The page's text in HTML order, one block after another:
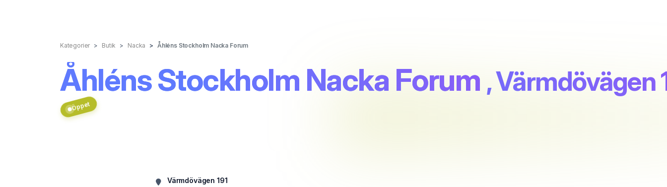
Kategorier Butik Nacka Åhléns Stockholm Nacka Forum
Åhléns Stockholm Nacka Forum , Värmdövägen
Öppet
Värmdövägen 191